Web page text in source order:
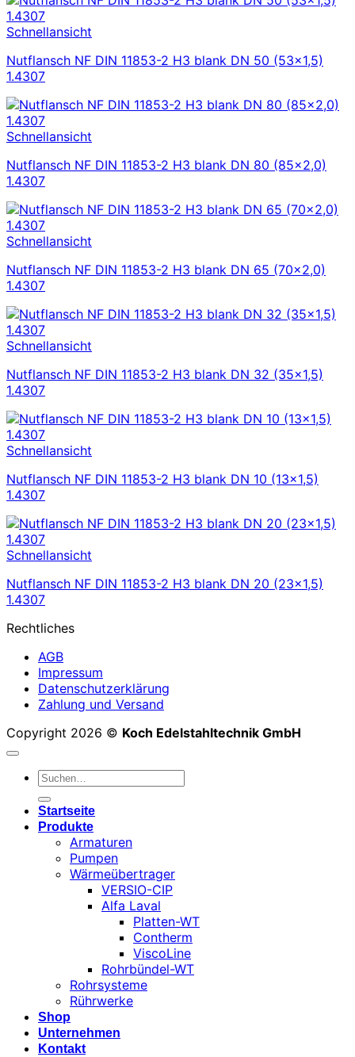
Schnellansicht
Nutflansch NF DIN 11853-2 H3 blank DN 50 (53×1,5)
1.4307
Schnellansicht
Nutflansch NF DIN 11853-2 H3 blank DN 80 (85×2,0)
1.4307
Schnellansicht
Nutflansch NF DIN 11853-2 H3 blank DN 65 (70×2,0)
1.4307
Schnellansicht
Nutflansch NF DIN 11853-2 H3 blank DN 32 (35×1,5)
1.4307
Schnellansicht
Nutflansch NF DIN 11853-2 H3 blank DN 10 (13×1,5)
1.4307
Schnellansicht
Nutflansch NF DIN 11853-2 H3 blank DN 20 (23×1,5)
1.4307
Rechtliches
AGB
Impressum
Datenschutzerklärung
Zahlung und Versand
Copyright 2026 © Koch Edelstahltechnik GmbH
Suchen
Startseite
Produkte
Armaturen
Pumpen
Wärmeübertrager
VERSIO-CIP
Alfa Laval
Platten-WT
Contherm
ViscoLine
Rohrbündel-WT
Rohrsysteme
Rührwerke
Shop
Unternehmen
Kontakt